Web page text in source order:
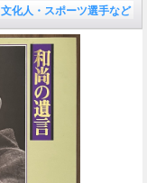
文化人・スポーツ選手など